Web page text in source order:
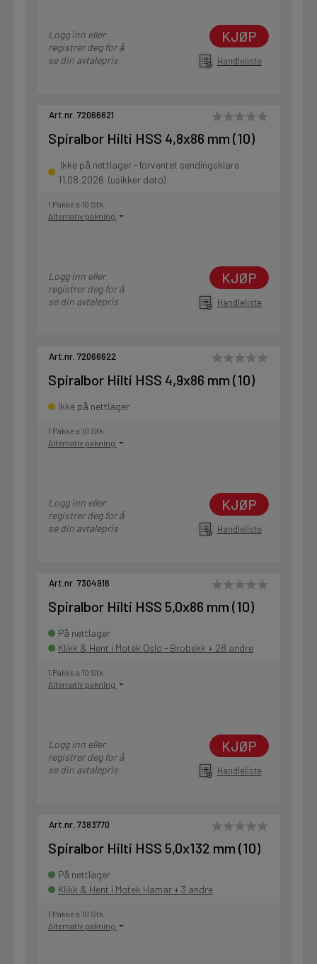
Logg inn eller
registrer deg for å
se din avtalepris
KJØP
Handleliste
Art.nr. 72066621
Spiralbor Hilti HSS 4,8x86 mm (10)
Ikke på nettlager - forventet sendingsklare
11.08.2026 (usikker dato)
1 Pakke a 10 Stk
Alternativ pakning
Logg inn eller
registrer deg for å
se din avtalepris
KJØP
Handleliste
Art.nr. 72066622
Spiralbor Hilti HSS 4,9x86 mm (10)
Ikke på nettlager
1 Pakke a 10 Stk
Alternativ pakning
Logg inn eller
registrer deg for å
se din avtalepris
KJØP
Handleliste
Art.nr. 7304916
Spiralbor Hilti HSS 5,0x86 mm (10)
På nettlager
Klikk & Hent i Motek Oslo - Brobekk + 28 andre
1 Pakke a 10 Stk
Alternativ pakning
Logg inn eller
registrer deg for å
se din avtalepris
KJØP
Handleliste
Art.nr. 7383770
Spiralbor Hilti HSS 5,0x132 mm (10)
På nettlager
Klikk & Hent i Motek Hamar + 3 andre
1 Pakke a 10 Stk
Alternativ pakning